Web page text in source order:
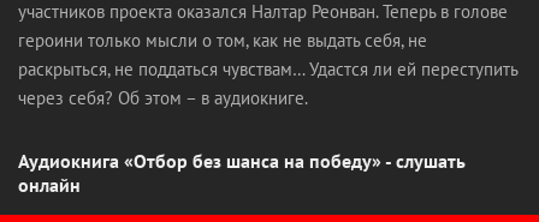
участников проекта оказался Налтар Реонван. Теперь в голове
героини только мысли о том, как не выдать себя, не
раскрыться, не поддаться чувствам… Удастся ли ей переступить
через себя? Об этом – в аудиокниге.
Аудиокнига «Отбор без шанса на победу» - слушать
онлайн